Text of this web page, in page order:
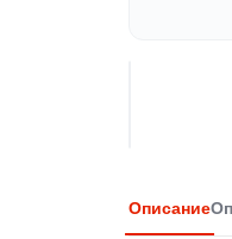
Описание